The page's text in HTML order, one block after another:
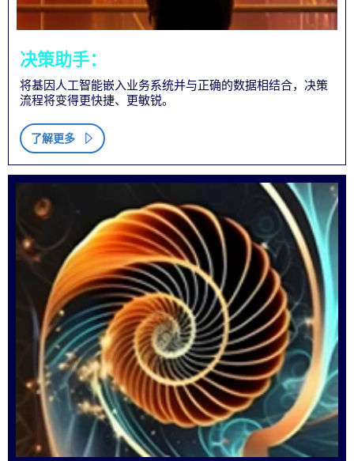
决策助手：
将基因人工智能嵌入业务系统并与正确的数据相结合，决策
流程将变得更快捷、更敏锐。
了解更多